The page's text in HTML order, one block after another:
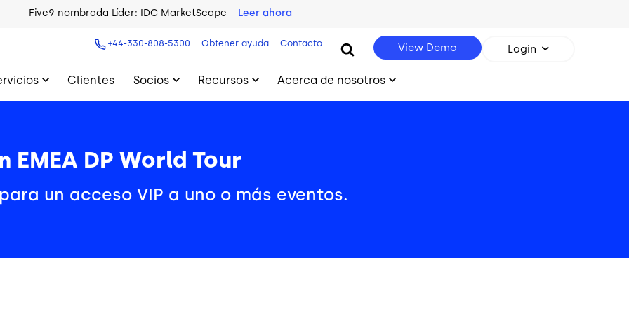
Five9 nombrada Líder: IDC MarketScape Leer ahora
+44-330-808-5300 Obtener ayuda Contacto View Demo Login
Clientes Socios Recursos Acerca de nosotros
DP World Tour
un acceso VIP a uno o más eventos.